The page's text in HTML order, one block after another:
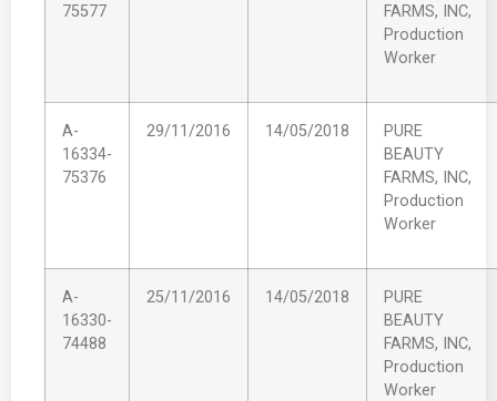
75577
FARMS, INC,
Production
Worker
A-
16334-
75376
29/11/2016 14/05/2018
PURE
BEAUTY
FARMS, INC,
Production
Worker
A-
16330-
74488
25/11/2016 14/05/2018
PURE
BEAUTY
FARMS, INC,
Production
Worker